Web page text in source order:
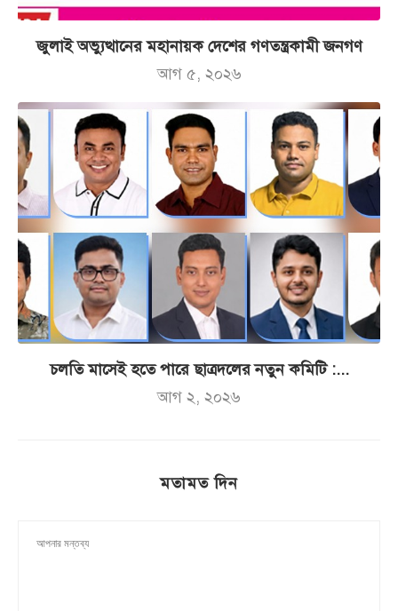
জুলাই অভ্যুত্থানের মহানায়ক দেশের গণতন্ত্রকামী জনগণ
আগ ৫, ২০২৬
চলতি মাসেই হতে পারে ছাত্রদলের নতুন কমিটি :...
আগ ২, ২০২৬
মতামত দিন